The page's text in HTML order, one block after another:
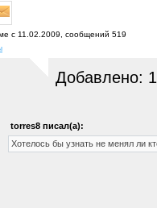
с 11.02.2009, cообщений 519
Добавлено:
torres8 писал(а):
Хотелось бы узнать не менял ли